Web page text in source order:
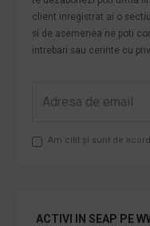
client inregistrat ai o
si de asemenea ne poti
intrebari sau cerinte cu
Am citit şi sunt de
ACTIVI IN SEAP PE